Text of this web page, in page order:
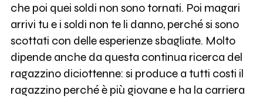
che poi quei soldi non sono tornati. Poi magari
arrivi tu e i soldi non te li danno, perché si sono
scottati con delle esperienze sbagliate. Molto
dipende anche da questa continua ricerca del
ragazzino diciottenne: si produce a tutti costi il
ragazzino perché è più giovane e ha la carriera